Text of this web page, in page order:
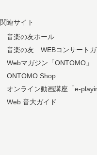
関連サイト
音楽の友ホール
音楽の友 WEBコンサートガ
Webマガジン「ONTOMO」
ONTOMO Shop
オンライン動画講座「e-
Web 音大ガイド